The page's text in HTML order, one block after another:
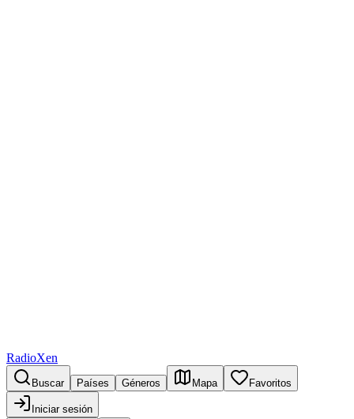
RadioXen
Buscar Países Géneros Mapa Favoritos
Iniciar sesión